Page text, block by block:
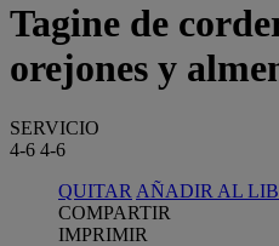
Tagine de
orejones y
SERVICIO
4-6 4-6
QUITAR AÑADIR AL
COMPARTIR
IMPRIMIR